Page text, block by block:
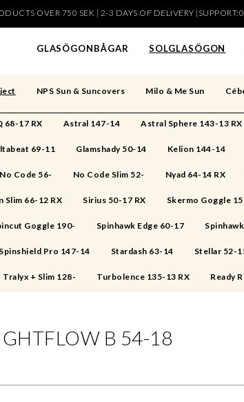
OVER 750 SEK | 2-3 DAYS OF DELIVERY
GLASÖGONBÅGAR SOLGLASÖGON
NPS Sun & Suncovers Milo & Me Sun
68-17 RX Astral 147-14 Astral Sphere 143-13 RX
69-11 Glamshady 50-14 Kelion 144-14
No Code 56- No Code Slim 52- Nyad 64-14 RX
Slim 66-12 RX Sirius 50-17 RX Skermo Goggle
Goggle 190- Spinhawk Edge 60-17
Spinshield Pro 147-14 Stardash 63-14 Stellar 52-
Tralyx + Slim 128- Turbolence 135-13 RX Ready
B 54-18
har lagts i din varukorg